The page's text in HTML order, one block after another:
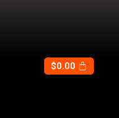
$0.00